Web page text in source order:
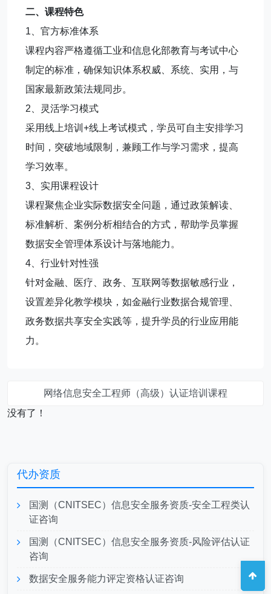
二、课程特色
1、官方标准体系
课程内容严格遵循工业和信息化部教育与考试中心
制定的标准，确保知识体系权威、系统、实用，与
国家最新政策法规同步。
2、灵活学习模式
采用线上培训+线上考试模式，学员可自主安排学习
时间，突破地域限制，兼顾工作与学习需求，提高
学习效率。
3、实用课程设计
课程聚焦企业实际数据安全问题，通过政策解读、
标准解析、案例分析相结合的方式，帮助学员掌握
数据安全管理体系设计与落地能力。
4、行业针对性强
针对金融、医疗、政务、互联网等数据敏感行业，
设置差异化教学模块，如金融行业数据合规管理、
政务数据共享安全实践等，提升学员的行业应用能
力。
网络信息安全工程师（高级）认证培训课程
没有了！
代办资质
国测（CNITSEC）信息安全服务资质-安全工程类认
证咨询
国测（CNITSEC）信息安全服务资质-风险评估认证
咨询
数据安全服务能力评定资格认证咨询